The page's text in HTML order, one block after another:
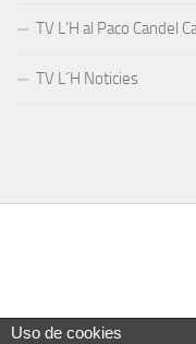
TV L’H al Paco Candel
TV L´H Noticies
Uso de cookies
Esta página utiliza